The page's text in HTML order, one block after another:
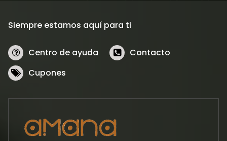
Siempre estamos aquí para ti
Centro de ayuda
Contacto
Cupones